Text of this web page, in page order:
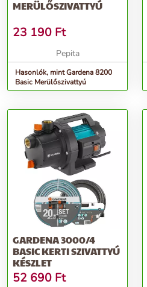
MERÜLŐSZIVATTYÚ
23 190 Ft
Pepita
Hasonlók, mint Gardena 8200
Basic Merülőszivattyú
GARDENA 3000/4
BASIC KERTI SZIVATTYÚ
KÉSZLET
52 690 Ft